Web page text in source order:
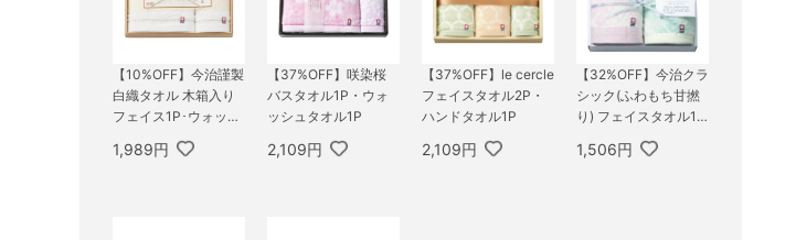
【10%OFF】今治謹製
白織タオル 木箱入り
フェイス1P･ウォッシ
1,989円
【37%OFF】咲染桜
バスタオル1P・ウォ
ッシュタオル1P
2,109円
【37%OFF】le cercle
フェイスタオル2P・
ハンドタオル1P
2,109円
【32%OFF】今治クラ
シック(ふわもち甘撚
り) フェイスタオル1
1P
1,506円